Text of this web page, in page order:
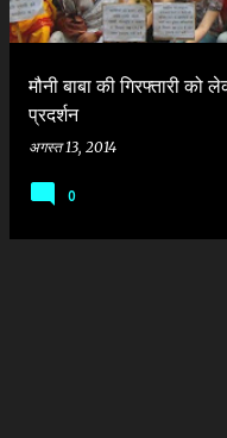
मौनी बाबा की गिरफ्तारी
प्रदर्शन
अगस्त 13, 2014
0